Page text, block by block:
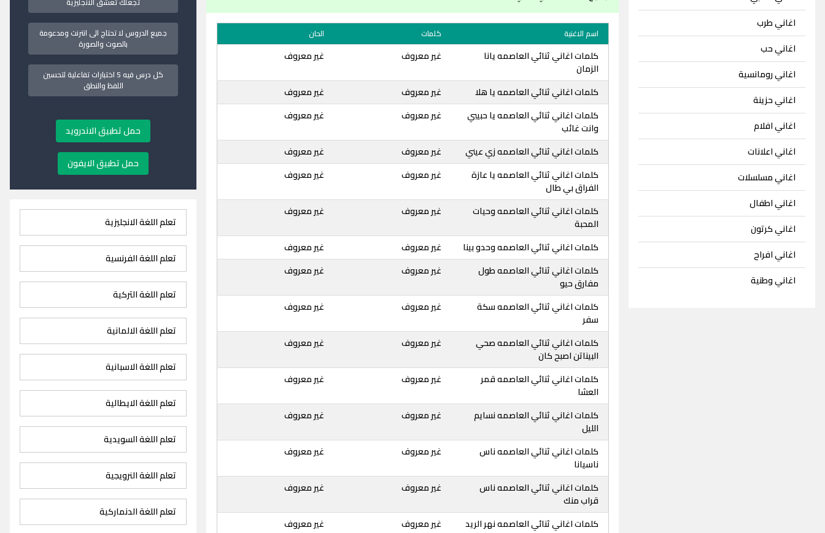
اغاني طرب
اغاني حب
اغاني رومانسية
اغاني حزينة
اغاني افلام
اغاني اعلانات
اغاني مسلسلات
اغاني اطفال
اغاني كرتون
اغاني افراح
اغاني وطنية
اسم الاغنية كلمات الحان
كلمات اغاني ثنائي العاصمه يانا
الزمان
غير معروف غير معروف
كلمات اغاني ثنائي العاصمه يا هلا غير معروف
غير معروف
كلمات اغاني ثنائي العاصمه يا حبيبي
وانت غائب
غير معروف غير معروف
كلمات اغاني ثنائي العاصمه زي عيني غير معروف
غير معروف
كلمات اغاني ثنائي العاصمه يا عازة
الفراق بي طال
غير معروف غير معروف
كلمات اغاني ثنائي العاصمه وحيات
المحبة
غير معروف غير معروف
كلمات اغاني ثنائي العاصمه وحدو بينا غير معروف
غير معروف
كلمات اغاني ثنائي العاصمه طول
مفارق حيو
غير معروف غير معروف
كلمات اغاني ثنائي العاصمه سكة
سفر
غير معروف غير معروف
كلمات اغاني ثنائي العاصمه صحي
البيناتن اصبح كان
غير معروف غير معروف
كلمات اغاني ثنائي العاصمه قمر
العشا
غير معروف غير معروف
كلمات اغاني ثنائي العاصمه نسايم
الليل
غير معروف غير معروف
كلمات اغاني ثنائي العاصمه ناس
ناسيانا
غير معروف غير معروف
كلمات اغاني ثنائي العاصمه ناس
قراب منك
غير معروف غير معروف
كلمات اغاني ثنائي العاصمه نهر الريد غير معروف
غير معروف
جميع الدروس لا تحتاج الى انترنت ومدعومة
بالصوت والصورة
كل درس فيه 5 اختبارات تفاعلية لتحسين
اللفظ والنطق
حمل تطبيق الاندرويد
حمل تطبيق الايفون
تعلم اللغة الانجليزية
تعلم اللغة الفرنسية
تعلم اللغة التركية
تعلم اللغة الالمانية
تعلم اللغة الاسبانية
تعلم اللغة الايطالية
تعلم اللغة السويدية
تعلم اللغة النرويجية
تعلم اللغة الدنماركية